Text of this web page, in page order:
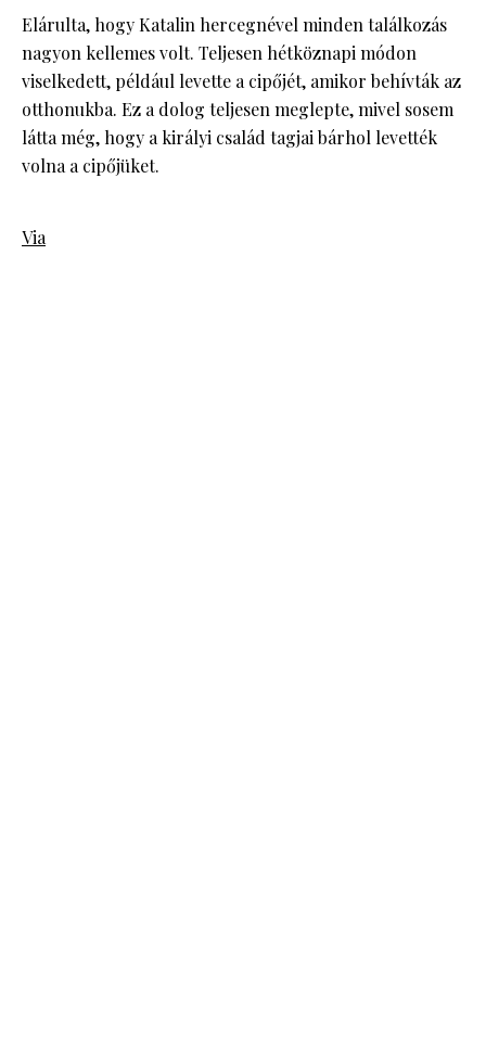
Elárulta, hogy Katalin hercegnével minden találkozás
nagyon kellemes volt. Teljesen hétköznapi módon
viselkedett, például levette a cipőjét, amikor behívták az
otthonukba. Ez a dolog teljesen meglepte, mivel sosem
látta még, hogy a királyi család tagjai bárhol levették
volna a cipőjüket.
Via